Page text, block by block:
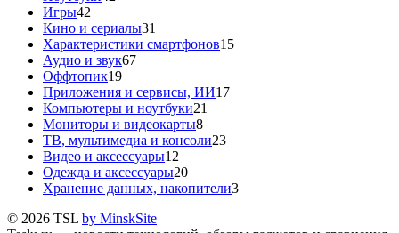
Игры42
Кино и сериалы31
Характеристики смартфонов15
Аудио и звук67
Оффтопик19
Приложения и сервисы, ИИ17
Компьютеры и ноутбуки21
Мониторы и видеокарты8
ТВ, мультимедиа и консоли23
Видео и аксессуары12
Одежда и аксессуары20
Хранение данных, накопители3
© 2026 TSL by MinskSite